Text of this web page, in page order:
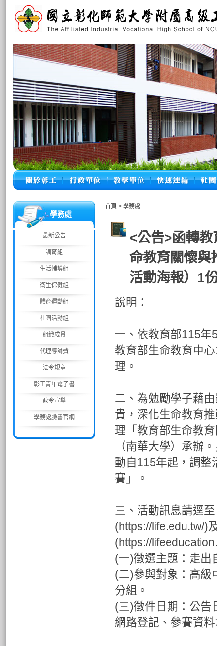
學務處
最新公告
訓育組
生活輔導組
衛生保健組
體育運動組
社團活動組
組織成員
代理導師費
法令規章
彰工青年電子書
政令宣導
學務處臉書官網
首頁 > 學務處
<公告>函轉
命教育關懷與
活動海報）1
說明：
一、依教育部115年
教育部生命教育中
理。
二、為勉勵學子藉
貴，深化生命教育
理「教育部生命教
（南華大學）承辦
動自115年起，調整
賽」。
三、活動訊息請逕
(https://life.edu.tw/)
(https://
(一)徵選主題：走出
(二)參與對象：高級
分組。
(三)徵件日期：公告
網路登記、參賽資